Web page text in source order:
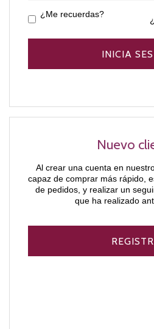
Nuevo
Al crear una cuenta en
capaz de comprar más rápido,
de pedidos, y realizar un
que ha realizado
¿Me recuerdas?